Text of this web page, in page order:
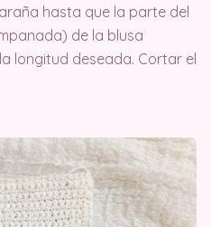
hasta que la parte del
de la blusa
longitud deseada. Cortar el